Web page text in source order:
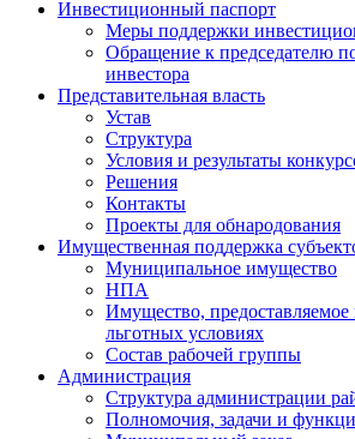
Инвестиционный паспорт
Меры поддержки
Обращение к председателю
инвестора
Представительная власть
Устав
Структура
Условия и результаты
Решения
Контакты
Проекты для обнародования
Имущественная поддержка
Муниципальное имущество
НПА
Имущество, предоставляемое
льготных условиях
Состав рабочей группы
Администрация
Структура администрации
Полномочия, задачи и